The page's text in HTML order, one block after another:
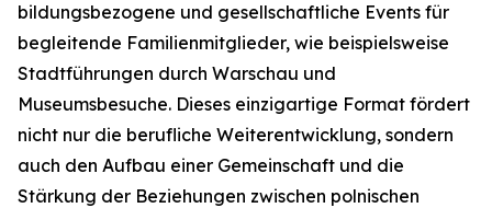
bildungsbezogene und gesellschaftliche Events für
begleitende Familienmitglieder, wie beispielsweise
Stadtführungen durch Warschau und
Museumsbesuche. Dieses einzigartige Format fördert
nicht nur die berufliche Weiterentwicklung, sondern
auch den Aufbau einer Gemeinschaft und die
Stärkung der Beziehungen zwischen polnischen